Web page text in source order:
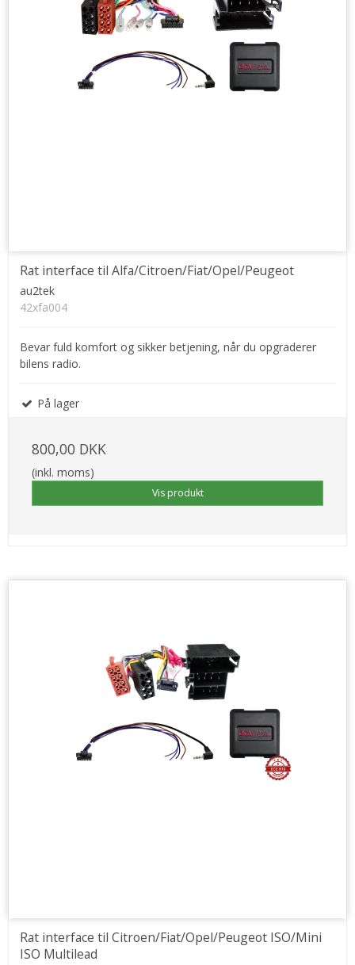
Rat interface til Alfa/Citroen/Fiat/Opel/Peugeot
au2tek
42xfa004
Bevar fuld komfort og sikker betjening, når du opgraderer
bilens radio.
På lager
800,00 DKK
(inkl. moms)
Vis produkt
Rat interface til Citroen/Fiat/Opel/Peugeot ISO/Mini
ISO Multilead